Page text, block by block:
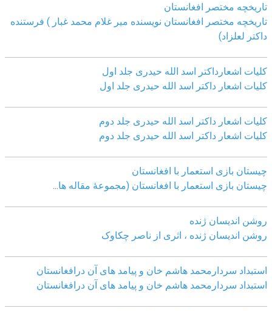
تاریخچه مختصر افغانستان
تاریخچه مختصر افغانستان نویسنده میر غلام محمد غبار ) فرستنده
داکتر لعلزاد)
کلیات اشعارداکتر اسد الله حیدری جلد اول
کلیات اشعار داکتر اسد الله حیدری جلد اول
کلیات اشعار داکتر اسد الله حیدری جلد دوم
کلیات اشعار داکتر اسد الله حیدری جلد دوم
چيستان بازی استعمار با افغانستان
چيستان بازی استعمار با افغانستان (مجموعۀ مقاله ها
روشن اندیسان ژنده
روشن اندیسان ژنده ، اثری از ناصر چکاوک
استبداد سردارمحمد هاشم خان و پیامد های آن درافغانستان
استبداد سردارمحمد هاشم خان و پیامد های آن درافغانستان